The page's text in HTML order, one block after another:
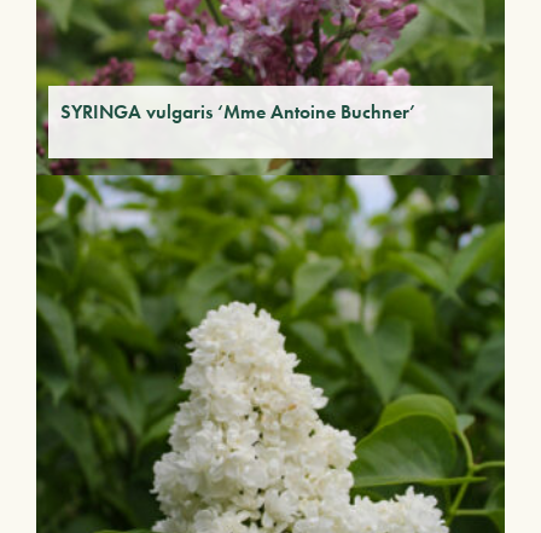
SYRINGA vulgaris ‘Mme Antoine Buchner’